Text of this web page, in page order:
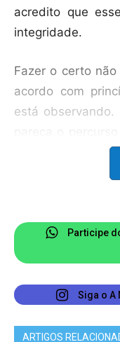
acredito que
integridade.
Fazer o certo
acordo com
está
um mundo
permanece firme
fórmulas prontas,
na escuta ativa
discernimento
Participe
Siga o A
ARTIGOS